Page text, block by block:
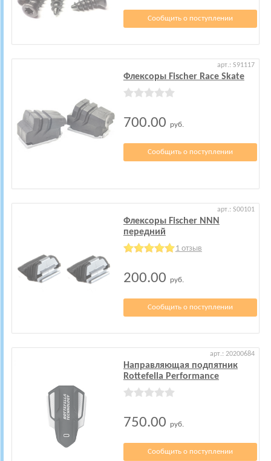
Сообщить о поступлении
арт.: S91117
Флексоры Fischer Race Skate
700.00 руб.
Сообщить о поступлении
арт.: S00101
Флексоры Fischer NNN
передний
1 отзыв
200.00 руб.
Сообщить о поступлении
арт.: 20200684
Направляющая подпятник
Rottefella Performance
750.00 руб.
Сообщить о поступлении